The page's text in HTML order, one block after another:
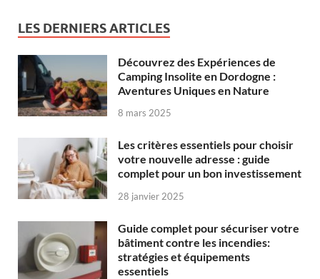
LES DERNIERS ARTICLES
Découvrez des Expériences de
Camping Insolite en Dordogne :
Aventures Uniques en Nature
8 mars 2025
Les critères essentiels pour choisir
votre nouvelle adresse : guide
complet pour un bon investissement
28 janvier 2025
Guide complet pour sécuriser votre
bâtiment contre les incendies:
stratégies et équipements
essentiels